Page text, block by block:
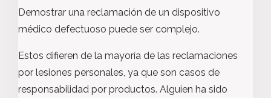
Demostrar una reclamación de un dispositivo
médico defectuoso puede ser complejo.
Estos difieren de la mayoría de las reclamaciones
por lesiones personales, ya que son casos de
responsabilidad por productos. Alguien ha sido